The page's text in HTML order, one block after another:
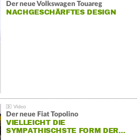
Der neue Volkswagen Touareg
NACHGESCHÄRFTES DESIGN
Der neue Fiat Topolino
VIELLEICHT DIE
SYMPATHISCHSTE FORM DER…